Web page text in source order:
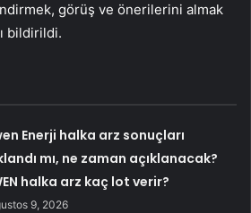
görüş ve önerilerini almak
bildirildi.
Enerji halka arz sonuçları
mı, ne zaman açıklanacak?
halka arz kaç lot verir?
9, 2026